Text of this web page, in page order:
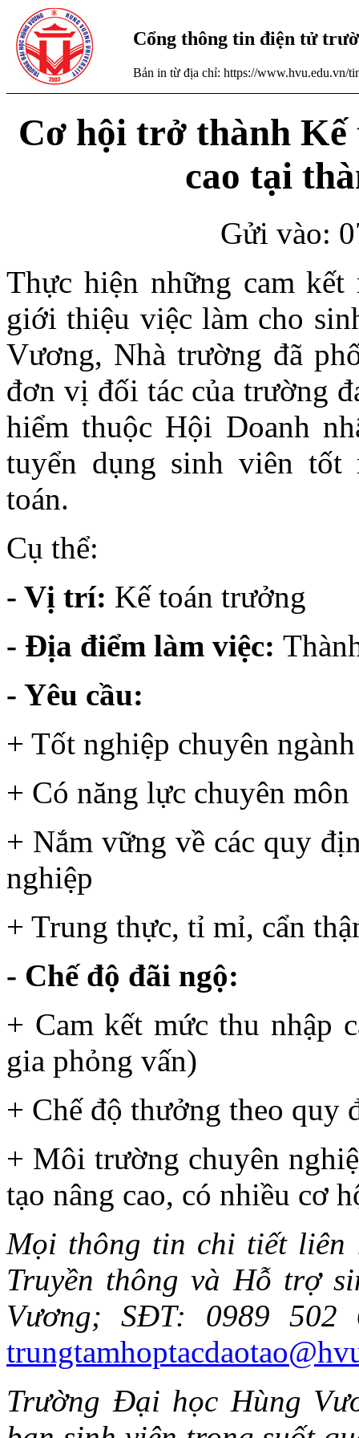
Cổng thông tin điện tử
Bản in từ địa chỉ: https://www.hvu.edu.vn/
Cơ hội trở thành
cao tại
Gửi vào:
Thực hiện những cam
giới thiệu việc làm cho
Vương, Nhà trường đã
đơn vị đối tác của trường
hiểm thuộc Hội Doanh
tuyển dụng sinh viên tốt
toán.
Cụ thể:
- Vị trí: Kế toán trưởng
- Địa điểm làm việc:
- Yêu cầu:
+ Tốt nghiệp chuyên
+ Có năng lực chuyên môn
+ Nắm vững về các quy
nghiệp
+ Trung thực, tỉ mỉ, cẩn
- Chế độ đãi ngộ:
+ Cam kết mức thu nhập
gia phỏng vấn)
+ Chế độ thưởng theo quy
+ Môi trường chuyên
tạo nâng cao, có nhiều cơ
Mọi thông tin chi tiết
Truyền thông và Hỗ trợ
Vương; SĐT: 0989
Trường Đại học Hùng